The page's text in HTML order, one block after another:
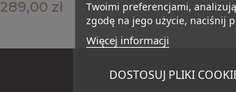
289,00 zł 289,00
Twoimi preferencjami,
zgodę na jego użycie, naciśnij
Więcej informacji
DOSTOSUJ PLIKI